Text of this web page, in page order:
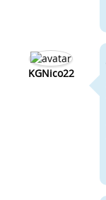
KGNico22